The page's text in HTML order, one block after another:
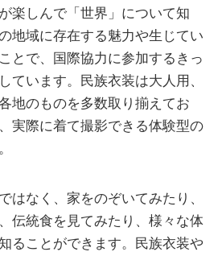
楽しんで「世界」について知
地域に存在する魅力や生じてい
とで、国際協力に参加するきっ
ています。民族衣装は大人用、
地のものを多数取り揃えてお
実際に着て撮影できる体験型の
はなく、家をのぞいてみたり、
伝統食を見てみたり、様々な体
ることができます。民族衣装や